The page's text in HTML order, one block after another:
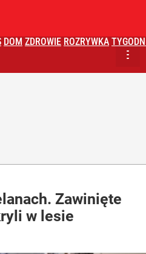
DOM ZDROWIE ROZRYWKA
Zawinięte
w lesie